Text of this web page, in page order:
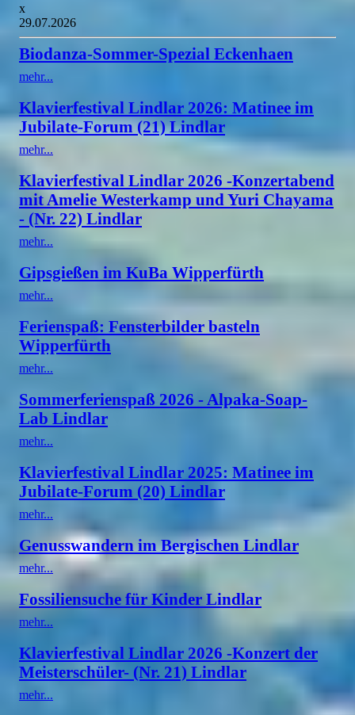
x
29.07.2026
Biodanza-Sommer-Spezial Eckenhaen
mehr...
Klavierfestival Lindlar 2026: Matinee im
Jubilate-Forum (21) Lindlar
mehr...
Klavierfestival Lindlar 2026 -Konzertabend
mit Amelie Westerkamp und Yuri Chayama
- (Nr. 22) Lindlar
mehr...
Gipsgießen im KuBa Wipperfürth
mehr...
Ferienspaß: Fensterbilder basteln
Wipperfürth
mehr...
Sommerferienspaß 2026 - Alpaka-Soap-
Lab Lindlar
mehr...
Klavierfestival Lindlar 2025: Matinee im
Jubilate-Forum (20) Lindlar
mehr...
Genusswandern im Bergischen Lindlar
mehr...
Fossiliensuche für Kinder Lindlar
mehr...
Klavierfestival Lindlar 2026 -Konzert der
Meisterschüler- (Nr. 21) Lindlar
mehr...